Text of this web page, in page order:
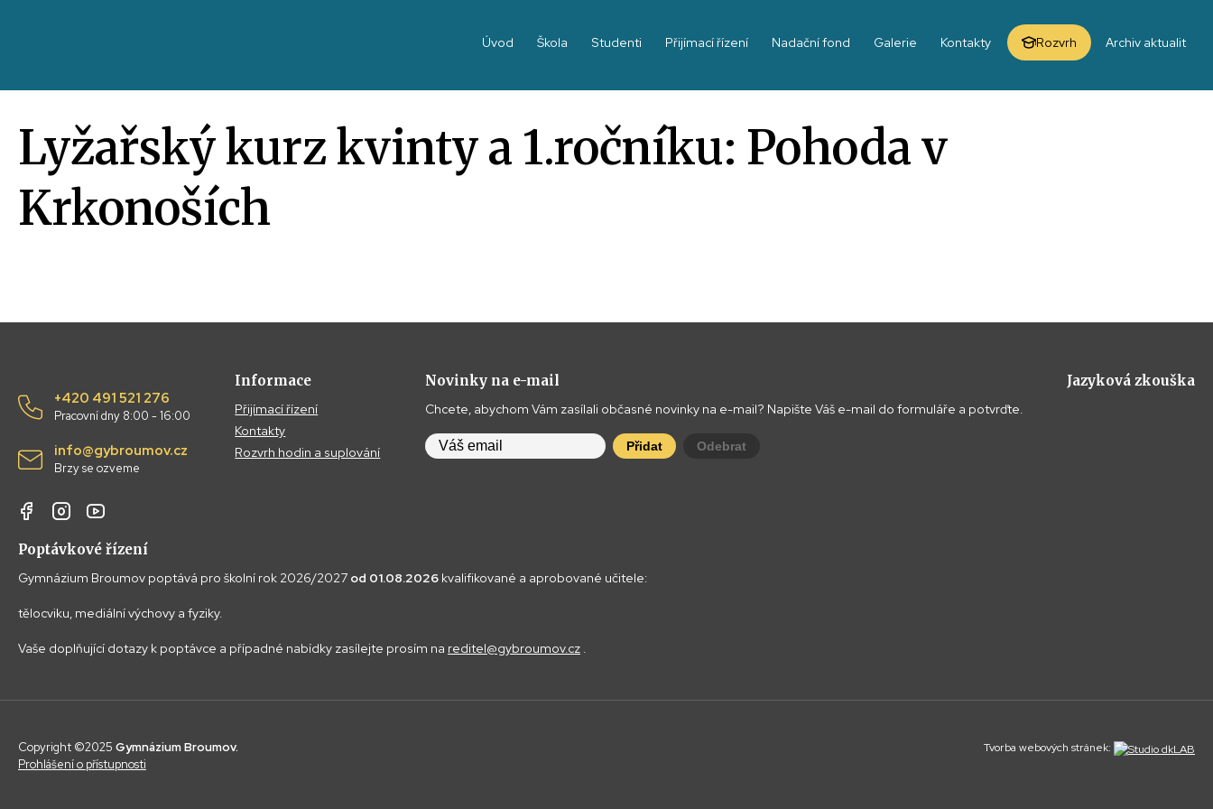
Úvod Škola Studenti Přijímací řízení Nadační fond Galerie Kontakty Rozvrh Archiv aktualit
Lyžařský kurz kvinty a 1.ročníku: Pohoda v
Krkonoších
+420 491 521 276
Pracovní dny 8:00 - 16:00
info@gybroumov.cz
Brzy se ozveme
Informace
Přijímací řízení
Kontakty
Rozvrh hodin a suplování
Novinky na e-mail
Chcete, abychom Vám zasílali občasné novinky na e-mail? Napište Váš e-mail do formuláře a potvrďte.
Přidat Odebrat
Jazyková zkouška
Poptávkové řízení
Gymnázium Broumov poptává pro školní rok 2026/2027 od 01.08.2026 kvalifikované a aprobované učitele:
tělocviku, mediální výchovy a fyziky.
Vaše doplňující dotazy k poptávce a případné nabídky zasílejte prosím na reditel@gybroumov.cz .
Tvorba webových stránek:
Copyright ©2025 Gymnázium Broumov.
Prohlášení o přístupnosti